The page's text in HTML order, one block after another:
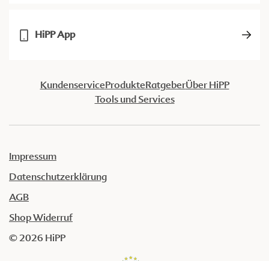
HiPP App
KundenserviceProdukteRatgeberÜber HiPP
Tools und Services
Impressum
Datenschutzerklärung
AGB
Shop Widerruf
© 2026 HiPP